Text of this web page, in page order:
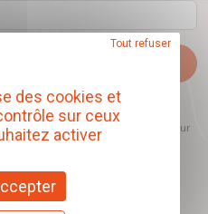
soit mesurée, afin de mieux
et d'améliorer les contenus
tout moment et reste sans incidence sur
des cookies et
sur ceux
activer
Tout refuser